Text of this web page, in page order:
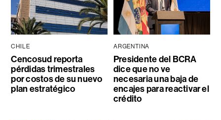
CHILE
Cencosud reporta
pérdidas trimestrales
por costos de su nuevo
plan estratégico
ARGENTINA
Presidente del BCRA
dice que no ve
necesaria una baja de
encajes para reactivar el
crédito